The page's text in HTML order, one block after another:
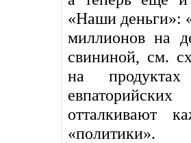
«Наши деньги»:
миллионов на
свининой, см.
на продуктах
отталкивают
«политики».